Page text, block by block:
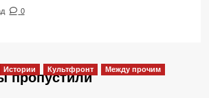
0
пропустили
Истории Культфронт
Между прочим